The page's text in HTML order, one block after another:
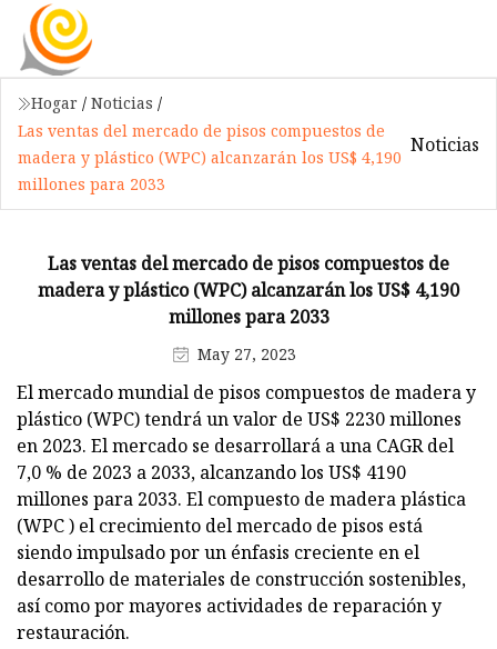
Hogar / Noticias /
Las ventas del mercado de pisos compuestos de
madera y plástico (WPC) alcanzarán los US$ 4,190
millones para 2033
Noticias
Las ventas del mercado de pisos compuestos de
madera y plástico (WPC) alcanzarán los US$ 4,190
millones para 2033
May 27, 2023
El mercado mundial de pisos compuestos de madera y
plástico (WPC) tendrá un valor de US$ 2230 millones
en 2023. El mercado se desarrollará a una CAGR del
7,0 % de 2023 a 2033, alcanzando los US$ 4190
millones para 2033. El compuesto de madera plástica
(WPC ) el crecimiento del mercado de pisos está
siendo impulsado por un énfasis creciente en el
desarrollo de materiales de construcción sostenibles,
así como por mayores actividades de reparación y
restauración.